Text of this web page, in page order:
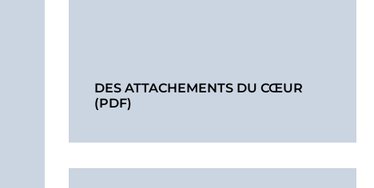
DES ATTACHEMENTS DU CŒUR
(PDF)